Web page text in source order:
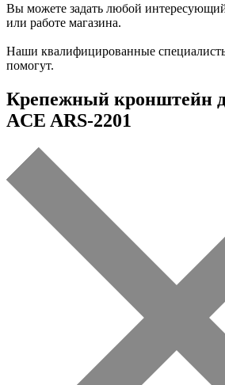
Вы можете задать любой
или работе магазина.
Наши квалифицированные
помогут.
Крепежный кронштейн
ACE ARS-2201